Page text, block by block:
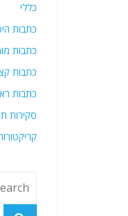
כללי
כתבות
כתבות
כתבות
כתבות
סקירות